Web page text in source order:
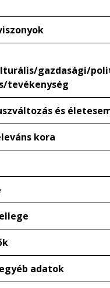
gazdasági/
tevékenység
és
kora
adatok